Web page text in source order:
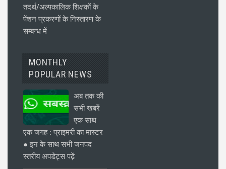
तदर्थ/अल्पकालिक शिक्षकों के
पेंशन प्रकरणों के निस्तारण के
सम्बन्ध में
MONTHLY
POPULAR NEWS
अब तक की
सभी खबरें
एक साथ
एक जगह : प्राइमरी का मास्टर
● इन के साथ सभी जनपद
स्तरीय अपडेट्स पढ़ें